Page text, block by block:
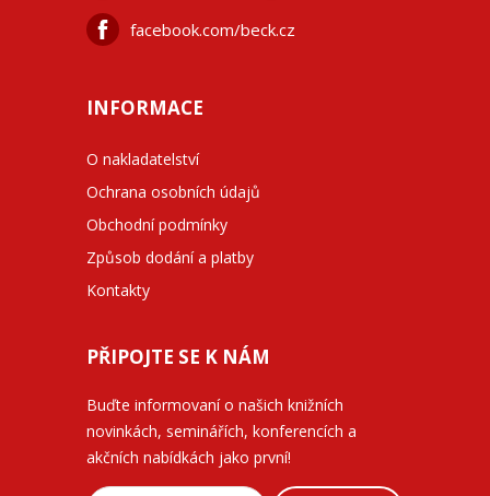
facebook.com/beck.cz
INFORMACE
O nakladatelství
Ochrana osobních údajů
Obchodní podmínky
Způsob dodání a platby
Kontakty
PŘIPOJTE SE K NÁM
Buďte informovaní o našich knižních
novinkách, seminářích, konferencích a
akčních nabídkách jako první!